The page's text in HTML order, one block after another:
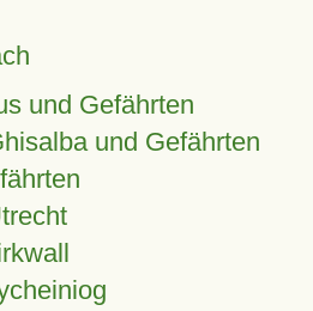
und Gefährten
und Gefährten